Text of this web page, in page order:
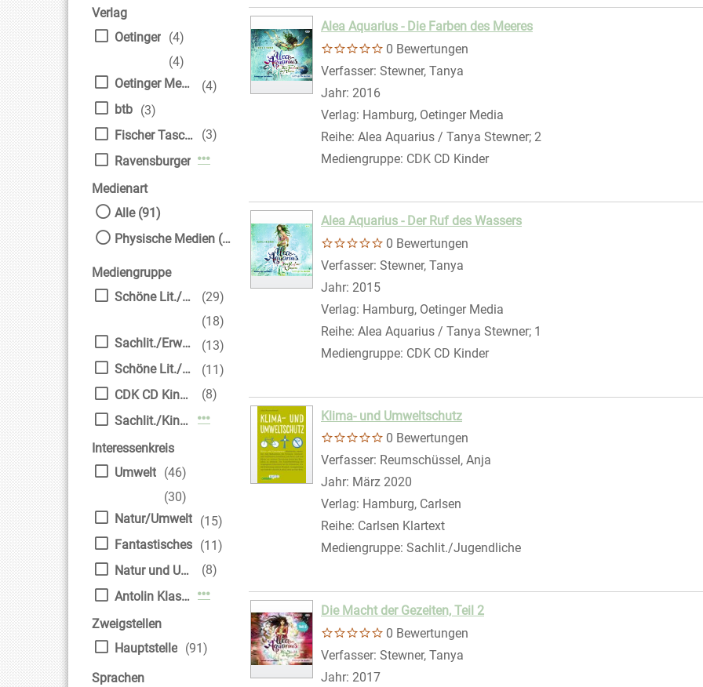
Verlag
Oetinger (4)
Oetinger Media GmbH
(4)
btb
(4)
Fischer Taschenbuch
(3)
Ravensburger
(3)
Mehr Verlag-Filter anzeigen
Medienart
Alle (91)
Physische Medien (91)
Mediengruppe
Schöne Lit./Erw.
(29)
Sachlit./Erwachsene
(18)
Schöne Lit./Kinder
(13)
CDK CD Kinder
(11)
Sachlit./Kinder
(8)
Mehr Mediengruppe-Filter anzeigen
Interessenkreis
Umwelt (46)
Natur/Umwelt
(30)
Fantastisches
(15)
Natur und Umwelt
(11)
Antolin Klasse 6
(8)
Mehr Interessenkreis-Filter anzeigen
Zweigstellen
Hauptstelle (91)
Sprachen
Alea Aquarius - Die Farben des Meeres
0 Bewertungen
Verfasser: Stewner, Tanya
Jahr: 2016
Verlag: Hamburg, Oetinger Media
Reihe: Alea Aquarius / Tanya Stewner; 2
Mediengruppe: CDK CD Kinder
Alea Aquarius - Der Ruf des Wassers
0 Bewertungen
Verfasser: Stewner, Tanya
Jahr: 2015
Verlag: Hamburg, Oetinger Media
Reihe: Alea Aquarius / Tanya Stewner; 1
Mediengruppe: CDK CD Kinder
Klima- und Umweltschutz
0 Bewertungen
Verfasser: Reumschüssel, Anja
Jahr: März 2020
Verlag: Hamburg, Carlsen
Reihe: Carlsen Klartext
Mediengruppe: Sachlit./Jugendliche
Die Macht der Gezeiten, Teil 2
0 Bewertungen
Verfasser: Stewner, Tanya
Jahr: 2017